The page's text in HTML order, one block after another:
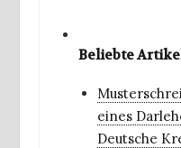
Beliebte
eines
Deutsche